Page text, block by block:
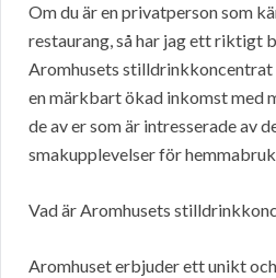
Om du är en privatperson som
restaurang, så har jag ett riktigt
Aromhusets stilldrinkkoncentrat
en märkbart ökad inkomst med
de av er som är intresserade av
smakupplevelser för
Vad är Aromhusets
Aromhuset erbjuder ett unikt